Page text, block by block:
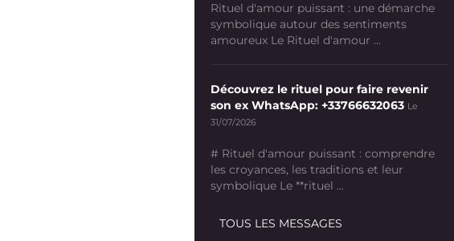
Rituel d'amour puissant : une démarche
symbolique autour des sentiments
amoureux Le Rituel d'amour ...
Découvrez le rituel pour faire revenir
son ex WhatsApp: +33766632063 Le
31/07/2026
# Rituel d'amour puissant : comprendre
les croyances, les traditions et leur
symbolique Le **rituel ...
TOUS LES MESSAGES